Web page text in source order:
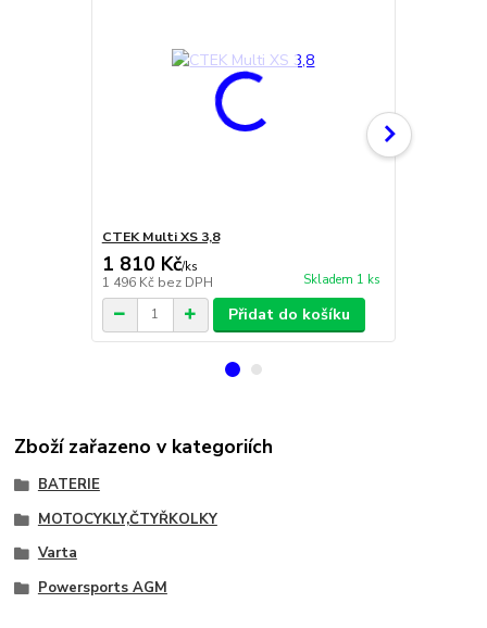
CTEK Multi XS 3,8
1 810 Kč/ks
1 496 Kč bez DPH Skladem 1 ks
Přidat do košíku
Zboží zařazeno v kategoriích
BATERIE
MOTOCYKLY,ČTYŘKOLKY
Varta
Powersports AGM